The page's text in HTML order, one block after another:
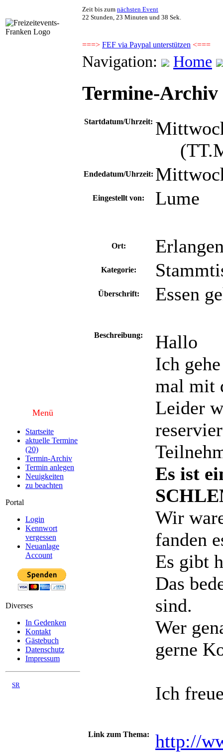
Zeit bis zum nächsten Event
22 Stunden, 23 Minuten und 38 Sek.
===> FEF via Paypal unterstützen <===
Menü
Startseite
aktuelle Termine
(20)
Termin-Archiv
Termin anlegen
Neuigkeiten
zu beachten
Portal
Login
Kennwort
vergessen
Neuanlage
Account
Diverses
In Gedenken
Kontakt
Gästebuch
Datenschutz
Impressum
SR
Navigation: Home
Termine-
Startdatum/Uhrzeit:
Endedatum/Uhrzeit:
Eingestellt von: Lume
Ort:
Kategorie:
Überschrift: Essen
Beschreibung:
Hallo
Ich
mal mit
Leider
Es ist
Wir
fanden
Es gibt
Das
sind.
Wer
gerne
Ich
Link zum Thema: http://